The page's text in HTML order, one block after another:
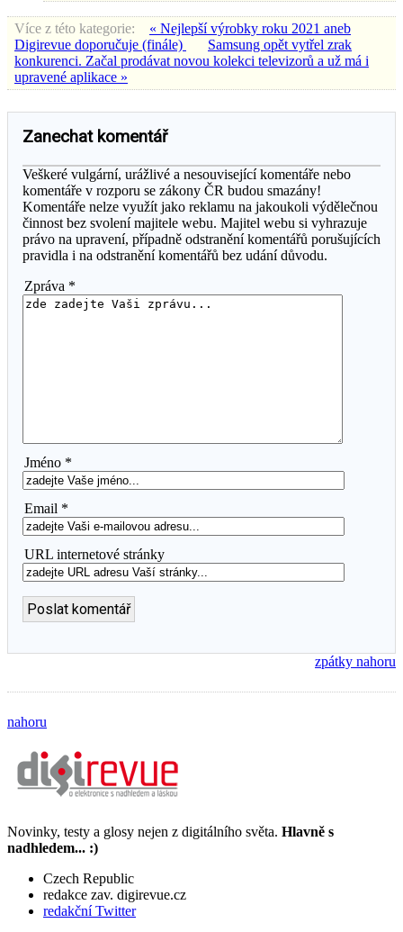
Více z této kategorie:
« Nejlepší výrobky roku 2021 aneb
Digirevue doporučuje (finále)
Samsung opět vytřel zrak
konkurenci. Začal prodávat novou kolekci televizorů a už má i
upravené aplikace »
Zanechat komentář
Veškeré vulgární, urážlivé a nesouvisející komentáře nebo
komentáře v rozporu se zákony ČR budou smazány!
Komentáře nelze využít jako reklamu na jakoukoli výdělečnou
činnost bez svolení majitele webu. Majitel webu si vyhrazuje
právo na upravení, případně odstranění komentářů porušujících
pravidla i na odstranění komentářů bez udání důvodu.
Zpráva *
Jméno *
Email *
URL internetové stránky
zpátky nahoru
nahoru
Novinky, testy a glosy nejen z digitálního světa. Hlavně s
nadhledem... :)
Czech Republic
redakce zav. digirevue.cz
redakční Twitter